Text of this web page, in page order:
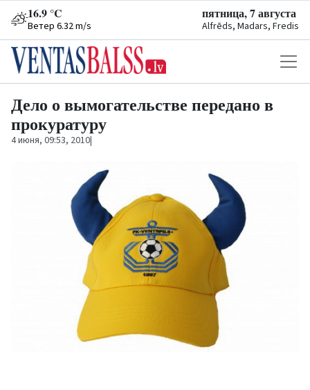
16.9 °C
Ветер 6.32 m/s
пятница, 7 августа
Alfrēds, Madars, Fredis
Дело о вымогательстве передано в
прокуратуру
4 июня, 09:53, 2010|